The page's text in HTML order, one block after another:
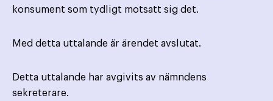
konsument som tydligt motsatt sig det.
Med detta uttalande är ärendet avslutat.
Detta uttalande har avgivits av nämndens
sekreterare.